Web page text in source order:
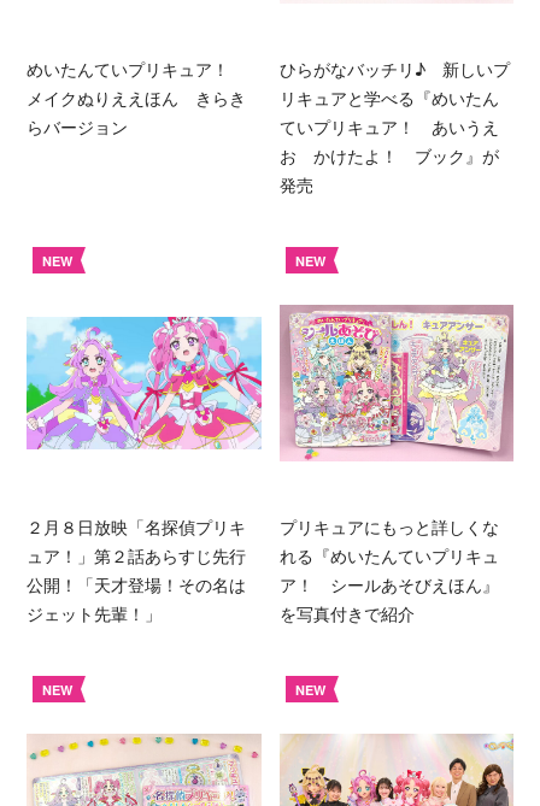
めいたんていプリキュア！
メイクぬりええほん きらき
らバージョン
ひらがなバッチリ♪ 新しいプ
リキュアと学べる『めいたん
ていプリキュア！ あいうえ
お かけたよ！ ブック』が
発売
NEW
２月８日放映「名探偵プリキ
ュア！」第２話あらすじ先行
公開！「天才登場！その名は
ジェット先輩！」
NEW
プリキュアにもっと詳しくな
れる『めいたんていプリキュ
ア！ シールあそびえほん』
を写真付きで紹介
NEW NEW